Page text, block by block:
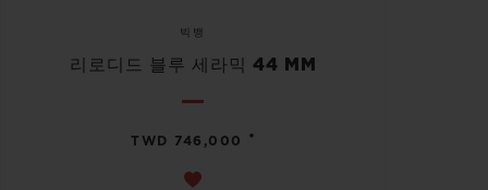
빅뱅
리로디드 블루 세라믹 44 MM
TWD 746,000 •